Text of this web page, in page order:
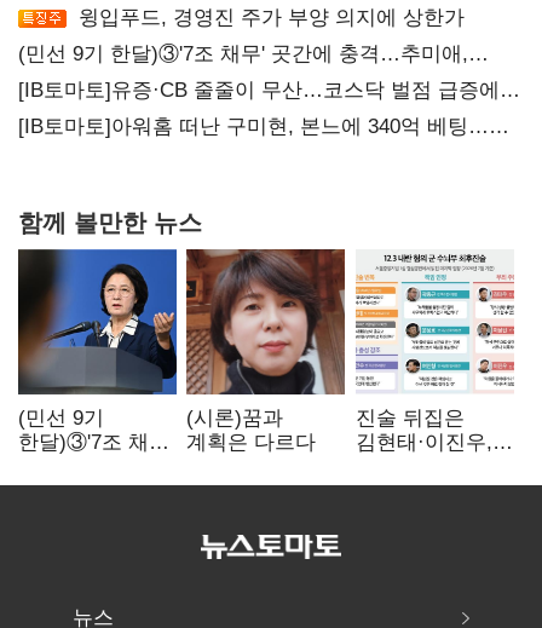
윙입푸드, 경영진 주가 부양 의지에 상한가
(민선 9기 한달)③'7조 채무' 곳간에 충격…추미애,
20년만에 '비상재정' 선언 승부수
[IB토마토]유증·CB 줄줄이 무산…코스닥 벌점 급증에
상폐 압박
[IB토마토]아워홈 떠난 구미현, 본느에 340억 베팅…
함께 볼만한 뉴스
(민선 9기
한달)③'7조 채무'
추미애, 20년만에
(시론)꿈과
계획은 다르다
진술 뒤집은
김현태·이진우,
헌신"…법정서
뉴스